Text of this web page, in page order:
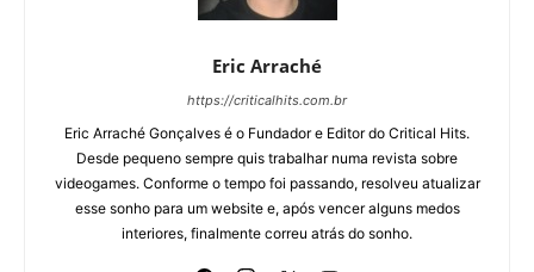
Eric Arraché
https://criticalhits.com.br
Eric Arraché Gonçalves é o Fundador e Editor do Critical Hits.
Desde pequeno sempre quis trabalhar numa revista sobre
videogames. Conforme o tempo foi passando, resolveu atualizar
esse sonho para um website e, após vencer alguns medos
interiores, finalmente correu atrás do sonho.